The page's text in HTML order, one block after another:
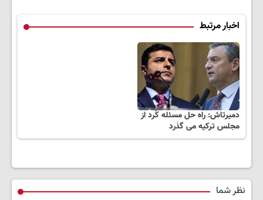
اخبار مرتبط
دمیرتاش: راه حل مسئله کُرد از
مجلس ترکیه می گذرد
نظر شما